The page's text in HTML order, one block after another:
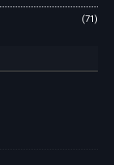
(71)